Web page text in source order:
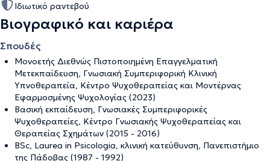
Ιδιωτικό ραντεβού
Βιογραφικό και καριέρα
Σπουδές
Μονοετής Διεθνώς Πιστοποιημένη Επαγγελματική
Μετεκπαίδευση, Γνωσιακή Συμπεριφορική Κλινική
Υπνοθεραπεία, Κέντρο Ψυχοθεραπείας και Μοντέρνας
Εφαρμοσμένης Ψυχολογίας (2023)
Βασική εκπαίδευση, Γνωσιακές Συμπεριφορικές
Ψυχοθεραπείες, Κέντρο Γνωσιακής Ψυχοθεραπείας και
Θεραπείας Σχημάτων (2015 - 2016)
ΒSc, Laurea in Psicologia, κλινική κατεύθυνση, Πανεπιστήμιο
της Πάδοβας (1987 - 1992)